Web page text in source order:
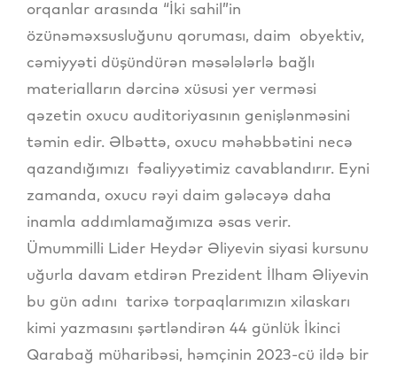
orqanlar arasında “İki sahil”in
özünəməxsusluğunu qoruması, daim obyektiv,
cəmiyyəti düşündürən məsələlərlə bağlı
materialların dərcinə xüsusi yer verməsi
qəzetin oxucu auditoriyasının genişlənməsini
təmin edir. Əlbəttə, oxucu məhəbbətini necə
qazandığımızı fəaliyyətimiz cavablandırır. Eyni
zamanda, oxucu rəyi daim gələcəyə daha
inamla addımlamağımıza əsas verir.
Ümummilli Lider Heydər Əliyevin siyasi kursunu
uğurla davam etdirən Prezident İlham Əliyevin
bu gün adını tarixə torpaqlarımızın xilaskarı
kimi yazmasını şərtləndirən 44 günlük İkinci
Qarabağ müharibəsi, həmçinin 2023-cü ildə bir